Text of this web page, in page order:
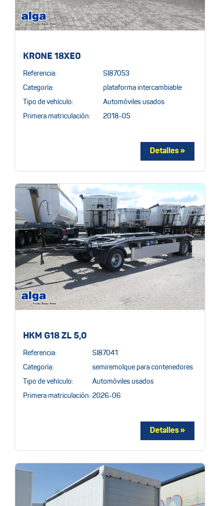
KRONE 18XE0
Referencia: SI87053
Categoría: plataforma intercambiable
Tipo de vehículo: Automóviles usados
Primera matriculación: 2018-05
HKM G18 ZL 5,0
Referencia: SI87041
Categoría: semiremolque para contenedores
Tipo de vehículo: Automóviles usados
Primera matriculación: 2026-06